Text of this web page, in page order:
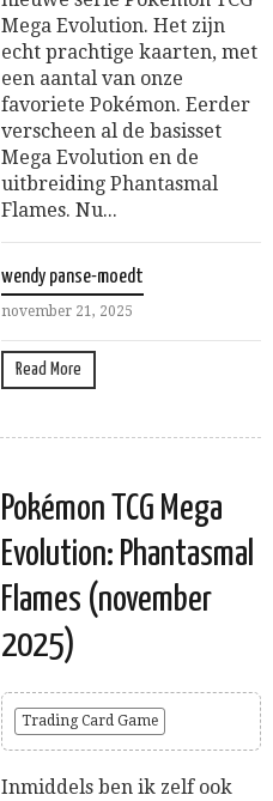
Mega Evolution. Het zijn
echt prachtige kaarten, met
een aantal van onze
favoriete Pokémon. Eerder
verscheen al de basisset
Mega Evolution en de
uitbreiding Phantasmal
Flames. Nu...
wendy panse-moedt
november 21, 2025
Read More
Pokémon TCG Mega
Evolution: Phantasmal
Flames (november
2025)
Trading Card Game
Inmiddels ben ik zelf ook